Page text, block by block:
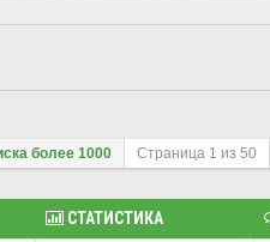
более 1000 Страница 1 из 50
СТАТИСТИКА